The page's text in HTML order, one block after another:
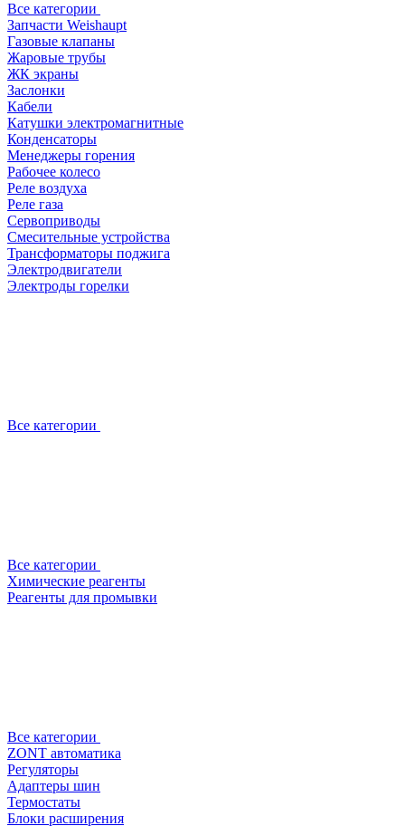
Все категории
Запчасти Weishaupt
Газовые клапаны
Жаровые трубы
ЖК экраны
Заслонки
Кабели
Катушки электромагнитные
Конденсаторы
Менеджеры горения
Рабочее колесо
Реле воздухa
Реле газа
Сервоприводы
Смесительные устройства
Трансформаторы поджига
Электродвигатели
Электроды горелки
Все категории
Все категории
Химические реагенты
Реагенты для промывки
Все категории
ZONT автоматика
Регуляторы
Адаптеры шин
Термостаты
Блоки расширения